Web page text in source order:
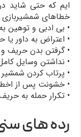
ایم که حتی شاید
خطاهای شمشیربازی
• بی ادبی و توهین
• اعتراض به داور
• گرفتن بدن حریف
• نداشتن وسایل
• پرتاب کردن
• خشونت پس از
• تکرار حمله به
رده های